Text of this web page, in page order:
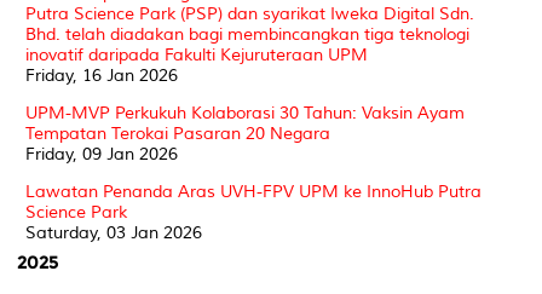
Putra Science Park (PSP) dan syarikat Iweka Digital Sdn.
Bhd. telah diadakan bagi membincangkan tiga teknologi
inovatif daripada Fakulti Kejuruteraan UPM
Friday, 16 Jan 2026
UPM-MVP Perkukuh Kolaborasi 30 Tahun: Vaksin Ayam
Tempatan Terokai Pasaran 20 Negara
Friday, 09 Jan 2026
Lawatan Penanda Aras UVH-FPV UPM ke InnoHub Putra
Science Park
Saturday, 03 Jan 2026
2025